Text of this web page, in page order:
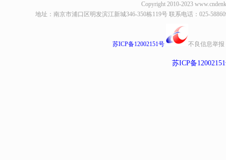
Copyright 2010-2023
地址：南京市浦口区明发滨江新城346-350栋119号 联系电话：025-
苏ICP备12002151号 不良信息举报
苏ICP备